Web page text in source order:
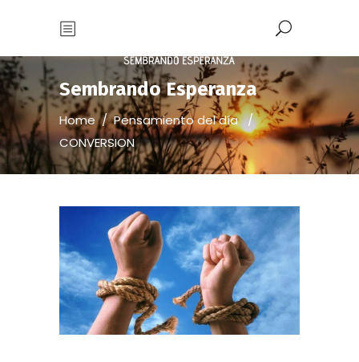
Sembrando Esperanza
Home/Pensamiento del día/
CONVERSION